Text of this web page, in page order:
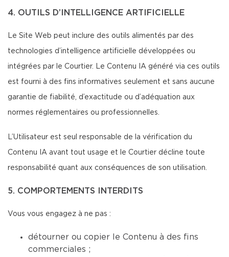
4. OUTILS D’INTELLIGENCE ARTIFICIELLE
Le Site Web peut inclure des outils alimentés par des
technologies d’intelligence artificielle développées ou
intégrées par le Courtier. Le Contenu IA généré via ces outils
est fourni à des fins informatives seulement et sans aucune
garantie de fiabilité, d’exactitude ou d’adéquation aux
normes réglementaires ou professionnelles.
L’Utilisateur est seul responsable de la vérification du
Contenu IA avant tout usage et le Courtier décline toute
responsabilité quant aux conséquences de son utilisation.
5. COMPORTEMENTS INTERDITS
Vous vous engagez à ne pas :
détourner ou copier le Contenu à des fins
commerciales ;